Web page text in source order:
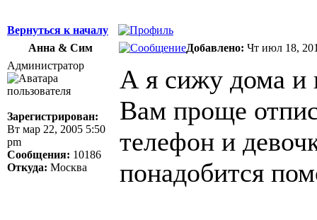
Вернуться к началу
Анна & Сим
Добавлено: Чт июл 18,
Администратор
Зарегистрирован:
Вт мар 22, 2005 5:50
pm
Сообщения: 10186
Откуда: Москва
А я сижу дома и
Вам проще
телефон и
понадобится